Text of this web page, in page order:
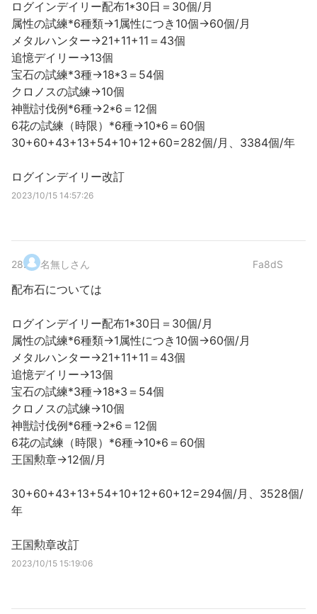
ログインデイリー配布1*30日＝30個/月
属性の試練*6種類→1属性につき10個→60個/月
メタルハンター→21+11+11＝43個
追憶デイリー→13個
宝石の試練*3種→18*3＝54個
クロノスの試練→10個
神獣討伐例*6種→2*6＝12個
6花の試練（時限）*6種→10*6＝60個
30+60+43+13+54+10+12+60=282個/月、3384個/年
ログインデイリー改訂
2023/10/15 14:57:26
28. 名無しさん Fa8dS
配布石については
ログインデイリー配布1*30日＝30個/月
属性の試練*6種類→1属性につき10個→60個/月
メタルハンター→21+11+11＝43個
追憶デイリー→13個
宝石の試練*3種→18*3＝54個
クロノスの試練→10個
神獣討伐例*6種→2*6＝12個
6花の試練（時限）*6種→10*6＝60個
王国勲章→12個/月
30+60+43+13+54+10+12+60+12=294個/月、3528個/
年
王国勲章改訂
2023/10/15 15:19:06